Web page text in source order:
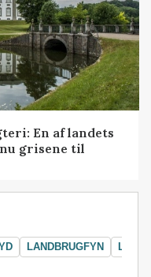
En af landets
grisene til
LANDBRUGFYN